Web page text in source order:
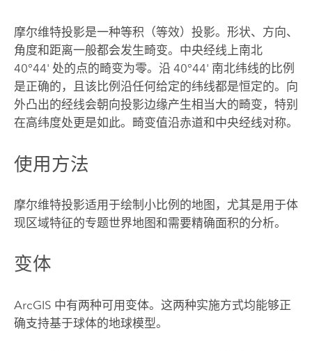
摩尔维特投影是一种等积（等效）投影。形状、方向、
角度和距离一般都会发生畸变。中央经线上南北
40°44' 处的点的畸变为零。沿 40°44' 南北纬线的比例
是正确的，且该比例沿任何给定的纬线都是恒定的。向
外凸出的经线会朝向投影边缘产生相当大的畸变，特别
在高纬度处更是如此。畸变值沿赤道和中央经线对称。
使用方法
摩尔维特投影适用于绘制小比例的地图，尤其是用于体
现区域特征的专题世界地图和需要精确面积的分析。
变体
ArcGIS 中有两种可用变体。这两种实施方式均能够正
确支持基于球体的地球模型。